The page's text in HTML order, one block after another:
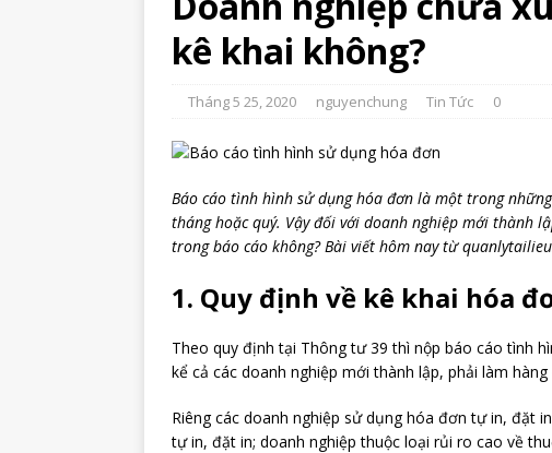
kê khai không?
Tháng 5 25, 2020 nguyenchung Tin Tức 0
Báo cáo tình hình sử dụng hóa đơn là một trong
tháng hoặc quý. Vậy đối với doanh nghiệp mới thành
trong báo cáo không? Bài viết hôm nay từ
1. Quy định về kê khai hóa
Theo quy định tại Thông tư 39 thì nộp báo cáo tình
kể cả các doanh nghiệp mới thành lập, phải làm hàng
Riêng các doanh nghiệp sử dụng hóa đơn tự in, đặt
tự in, đặt in; doanh nghiệp thuộc loại rủi ro cao về